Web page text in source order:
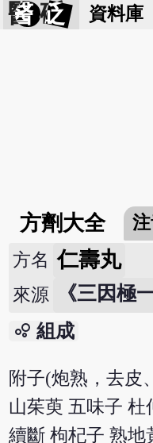
醫 砭 資料庫
方劑大全
方名 仁壽丸
來源 《三因極
bubble_chart 組成
附子(炮熟，去皮
山茱萸 五味子
續斷 枸杞子 熟地